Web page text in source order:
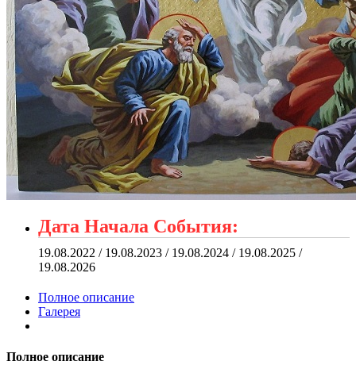
Дата Начала События:
19.08.2022 / 19.08.2023 / 19.08.2024 / 19.08.2025 /
19.08.2026
Полное описание
Галерея
Полное описание